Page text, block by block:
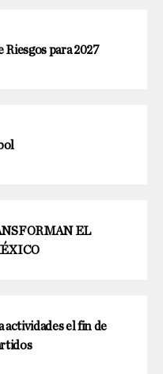
Riesgos para 2027
EL
actividades el fin de